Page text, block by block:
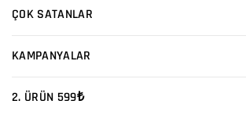
ÇOK SATANLAR
KAMPANYALAR
2. ÜRÜN 599₺